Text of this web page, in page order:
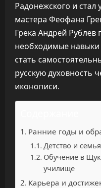
Радонежского и
мастера Феофана
Грека Андрей Рублев
необходимые навыки
стать
русскую духовность
иконописи.
Ранние годы и
Детство и семья
Обучение в
училище
Карьера и